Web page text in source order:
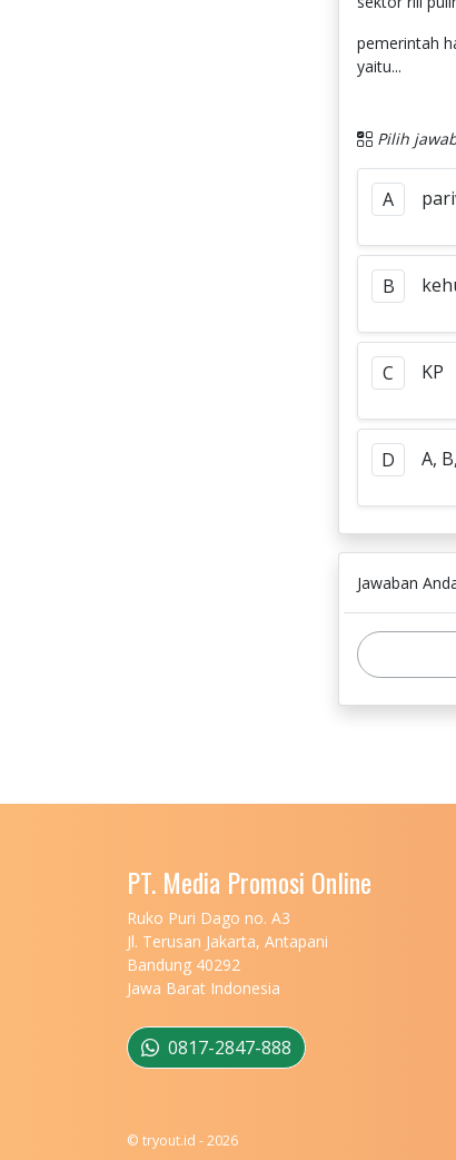
pemerintah
yaitu...
Pilih
A
B
C KP
D A,
Jawaban
PT. Media Promosi Online
Ruko Puri Dago no. A3
Jl. Terusan Jakarta, Antapani
Bandung 40292
Jawa Barat Indonesia
0817-2847-888
© tryout.id - 2026